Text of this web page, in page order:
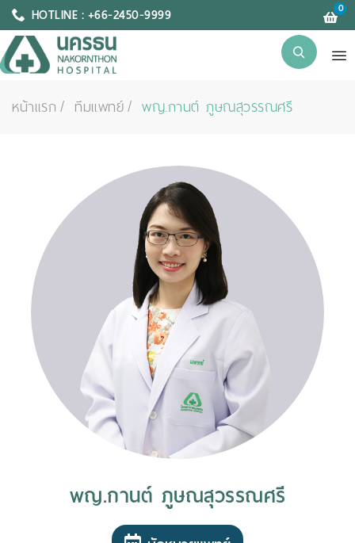
HOTLINE : +66-2450-9999 0
หน้าแรก ทีมแพทย์ พญ.กานต์ ภูษณสุวรรณศรี
พญ.กานต์ ภูษณสุวรรณศรี